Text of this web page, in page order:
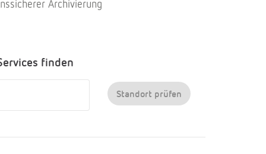
Archivierung
finden
Standort prüfen